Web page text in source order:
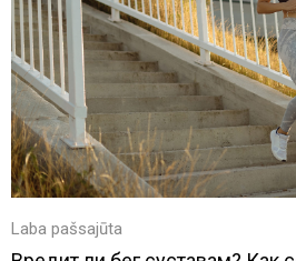
Laba pašsajūta